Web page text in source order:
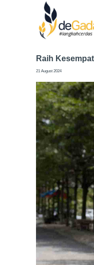
Raih
21 August 2024